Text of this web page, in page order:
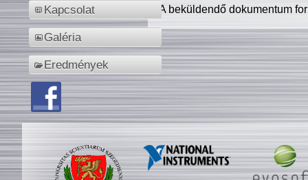
Kapcsolat
Galéria
Eredmények
A beküldendő dokumentum